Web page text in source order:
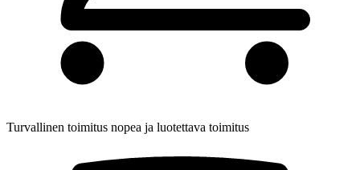
Turvallinen toimitus nopea ja luotettava toimitus